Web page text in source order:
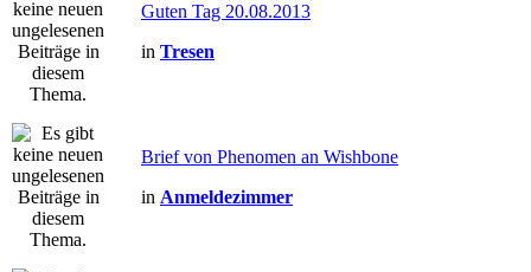
Guten Tag 20.08.2013
in Tresen
Brief von Phenomen an Wishbone
in Anmeldezimmer